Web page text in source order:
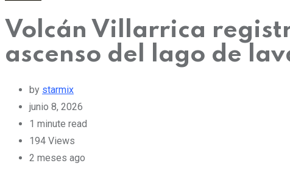
Volcán Villarrica
ascenso del lago de
by starmix
junio 8, 2026
1 minute read
194 Views
2 meses ago